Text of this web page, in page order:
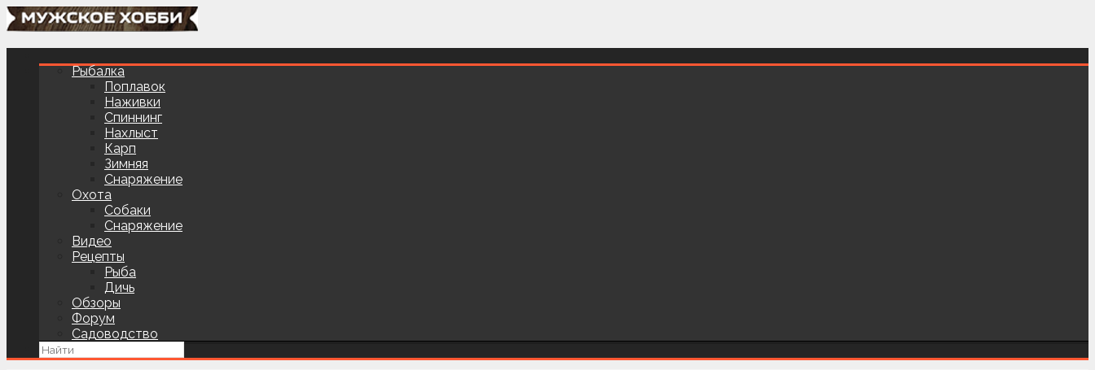
Рыбалка
Поплавок
Наживки
Спиннинг
Нахлыст
Карп
Зимняя
Снаряжение
Охота
Собаки
Снаряжение
Видео
Рецепты
Рыба
Дичь
Обзоры
Форум
Садоводство